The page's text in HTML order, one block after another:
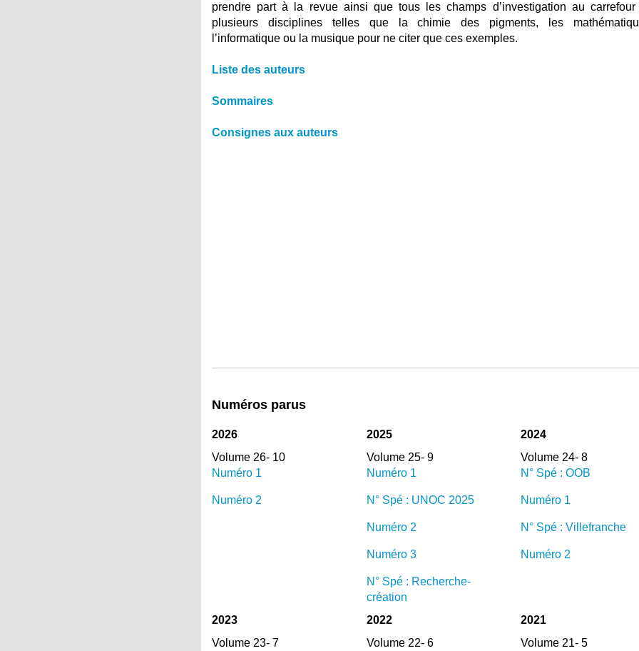
prendre part à la revue ainsi que tous les champs d’investigation au
plusieurs disciplines telles que la chimie des pigments, les
l’informatique ou la musique pour ne citer que ces exemples.
Liste des auteurs
Sommaires
Consignes aux auteurs
Numéros parus
2026
Volume 26- 10
Numéro 1
Numéro 2
2025
Volume 25- 9
Numéro 1
N° Spé : UNOC 2025
Numéro 2
Numéro 3
N° Spé : Recherche-
création
2024
Volume 24- 8
N° Spé : OOB
Numéro 1
N° Spé : Villefranche
Numéro 2
2023
Volume 23- 7
2022
Volume 22- 6
2021
Volume 21- 5